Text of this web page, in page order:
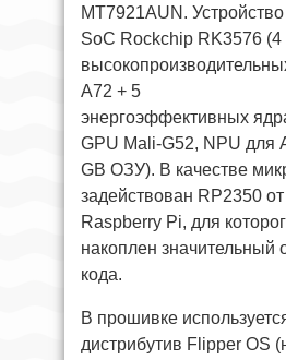
MT7921AUN.
SoC Rockchip RK3576 (4
A72 + 5
энергоэффективных
GPU Mali-G52, NPU для
GB ОЗУ). В качестве
задействован RP2350 от
Raspberry Pi, для
накоплен значительный
кода.
В прошивке
дистрибутив Flipper OS